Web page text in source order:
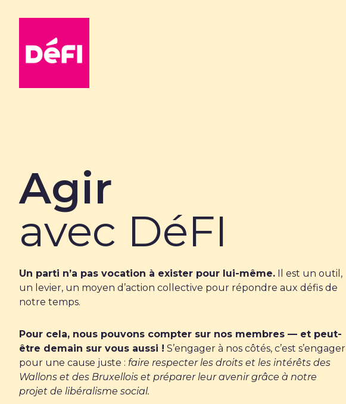
Agir
avec DéFI
Un parti n’a pas vocation à exister pour lui-même. Il est un outil,
un levier, un moyen d’action collective pour répondre aux défis de
notre temps.
Pour cela, nous pouvons compter sur nos membres — et peut-
être demain sur vous aussi ! S’engager à nos côtés, c’est s’engager
pour une cause juste : faire respecter les droits et les intérêts des
Wallons et des Bruxellois et préparer leur avenir grâce à notre
projet de libéralisme social.